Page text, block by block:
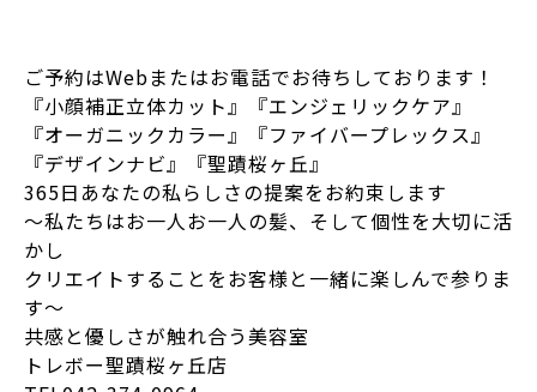
ご予約はWebまたはお電話でお待ちしております！
『小顔補正立体カット』『エンジェリックケア』
『オーガニックカラー』『ファイバープレックス』
『デザインナビ』『聖蹟桜ヶ丘』
365日あなたの私らしさの提案をお約束します
～私たちはお一人お一人の髪、そして個性を大切に活
かし
クリエイトすることをお客様と一緒に楽しんで参りま
す～
共感と優しさが触れ合う美容室
トレボー聖蹟桜ヶ丘店